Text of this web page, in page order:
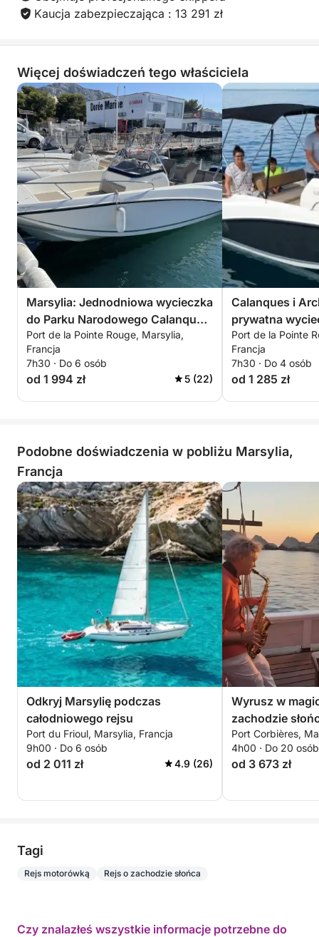
Kaucja zabezpieczająca : 13 291 zł
Więcej doświadczeń tego właściciela
Marsylia: Jednodniowa wycieczka
do Parku Narodowego Calanques
i na Wyspy Frioul
Port de la Pointe Rouge, Marsylia,
Francja
7h30 · Do 6 osób
od 1 994 zł 5 (22)
Calanques i
prywatna
Port de la Pointe
Francja
7h30 · Do 4 osób
od 1 285 zł
Podobne doświadczenia w pobliżu Marsylia,
Francja
Odkryj Marsylię podczas
całodniowego rejsu
Port du Frioul, Marsylia, Francja
9h00 · Do 6 osób
od 2 011 zł 4.9 (26)
Wyrusz w
zachodzie
Port Corbières,
4h00 · Do 20 osób
od 3 673 zł
Tagi
Rejs motorówką Rejs o zachodzie słońca
Czy znalazłeś wszystkie informacje potrzebne do